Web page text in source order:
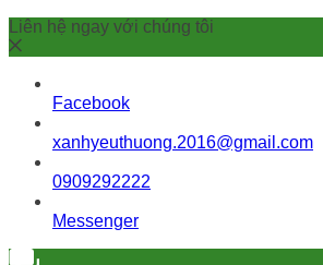
Liên hệ ngay với chúng tôi
Facebook
xanhyeuthuong.2016@gmail.com
0909292222
Messenger